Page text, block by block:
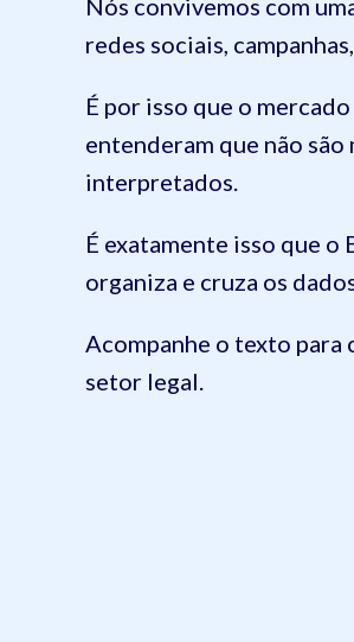
Nós convivemos com
redes sociais,
É por isso que o
entenderam que não são
interpretados.
É exatamente isso que
organiza e cruza os
Acompanhe o texto para
setor legal.